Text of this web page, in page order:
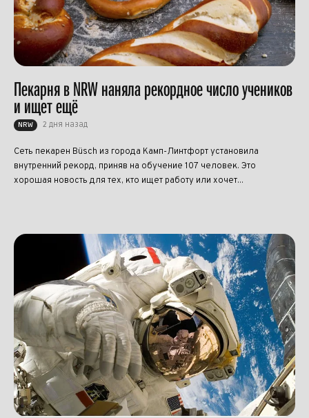
Пекарня в NRW наняла рекордное число учеников
и ищет ещё
NRW 2 дня назад
Сеть пекарен Büsch из города Камп-Линтфорт установила
внутренний рекорд, приняв на обучение 107 человек. Это
хорошая новость для тех, кто ищет работу или хочет...